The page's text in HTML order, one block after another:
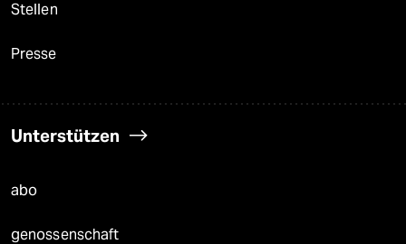
Stellen
Presse
Unterstützen
abo
genossenschaft